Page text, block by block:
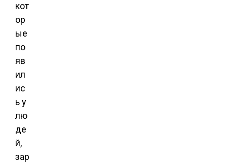
кот
ор
ые
по
яв
ил
ис
ь у
лю
де
й,
зар